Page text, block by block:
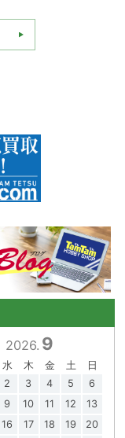
2026. 9
水 木 金 土
日
2 3 4 5
6
9 10 11 12
13
16 17 18 19
20